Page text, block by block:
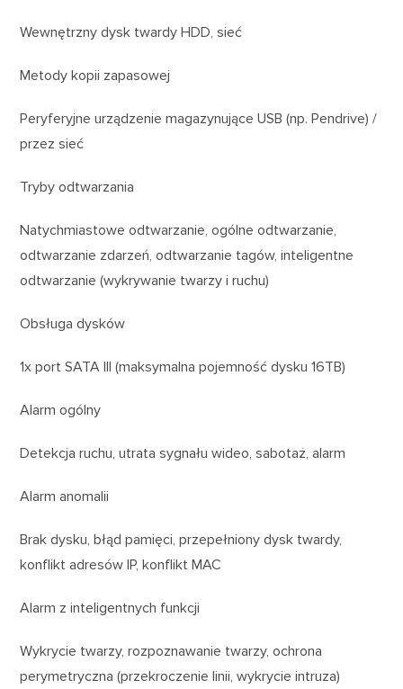
Wewnętrzny dysk twardy HDD, sieć
Metody kopii zapasowej
Peryferyjne urządzenie magazynujące USB (np. Pendrive) /
przez sieć
Tryby odtwarzania
Natychmiastowe odtwarzanie, ogólne odtwarzanie,
odtwarzanie zdarzeń, odtwarzanie tagów, inteligentne
odtwarzanie (wykrywanie twarzy i ruchu)
Obsługa dysków
1x port SATA III (maksymalna pojemność dysku 16TB)
Alarm ogólny
Detekcja ruchu, utrata sygnału wideo, sabotaż, alarm
Alarm anomalii
Brak dysku, błąd pamięci, przepełniony dysk twardy,
konflikt adresów IP, konflikt MAC
Alarm z inteligentnych funkcji
Wykrycie twarzy, rozpoznawanie twarzy, ochrona
perymetryczna (przekroczenie linii, wykrycie intruza)